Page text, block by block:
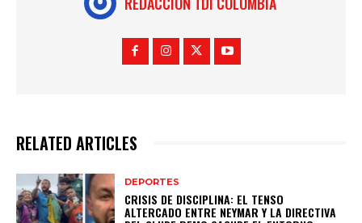
RELATED ARTICLES
DEPORTES
CRISIS DE DISCIPLINA: EL TENSO
ALTERCADO ENTRE NEYMAR Y LA DIRECTIVA